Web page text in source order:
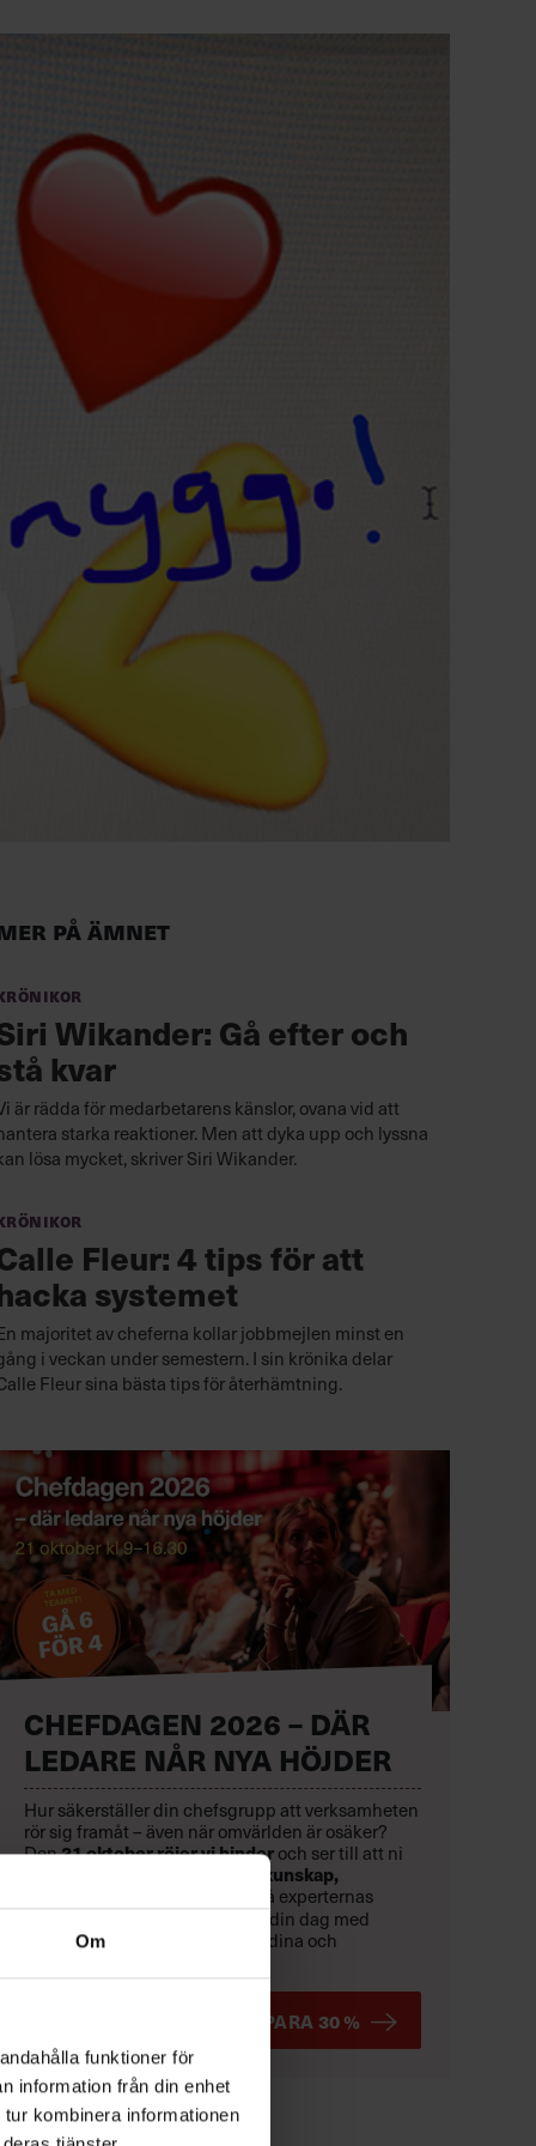
Om
funktioner för
information från din enhet
kombinera informationen
på ämnet
Wikander: Gå efter och
kvar
är rädda för medarbetarens känslor, ovana vid att
starka reaktioner. Men att dyka upp och lyssna
lösa mycket, skriver Siri Wikander.
Fleur: 4 tips för att
systemet
majoritet av cheferna kollar jobbmejlen minst en
i veckan under semestern. I sin krönika delar
Fleur sina bästa tips för återhämtning.
CHEFDAGEN 2026 – DÄR
LEDARE NÅR NYA HÖJDER
Hur säkerställer din chefsgrupp att verksamheten
rör sig framåt – även när omvärlden är osäker?
Den21 oktoberröjer vi hinderoch ser till att ni
ny kunskap,
av toppchefer och få experternas
konkreta verktyg.Skräddarsy din dag med
fördjupande kunskapsspår för dina och
BOKA TIDIGT OCH SPARA 30 %